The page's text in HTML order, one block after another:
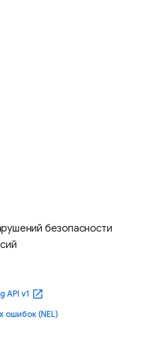
безопасности
API v1 open_in_new
ошибок (NEL)